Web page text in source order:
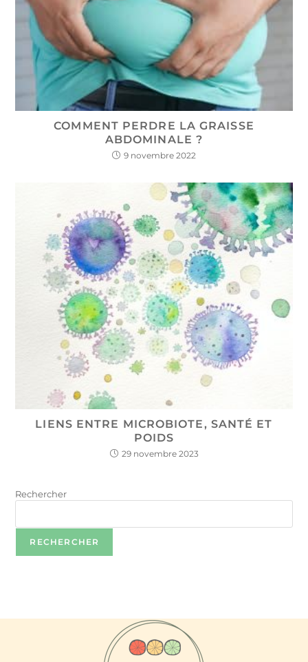
COMMENT PERDRE LA GRAISSE
ABDOMINALE ?
9 novembre 2022
LIENS ENTRE MICROBIOTE, SANTÉ ET
POIDS
29 novembre 2023
Rechercher
RECHERCHER